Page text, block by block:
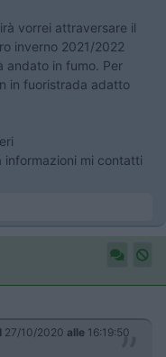
vorrei attraversare il
inverno 2021/2022
andato in fumo. Per
in fuoristrada adatto
informazioni mi contatti
27/10/2020 alle 16:19:50